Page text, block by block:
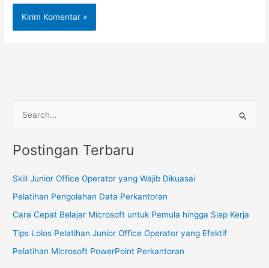
r
u
n
t
u
k
Postingan Terbaru
Skill Junior Office Operator yang Wajib Dikuasai
Pelatihan Pengolahan Data Perkantoran
Cara Cepat Belajar Microsoft untuk Pemula hingga Siap Kerja
Tips Lolos Pelatihan Junior Office Operator yang Efektif
Pelatihan Microsoft PowerPoint Perkantoran